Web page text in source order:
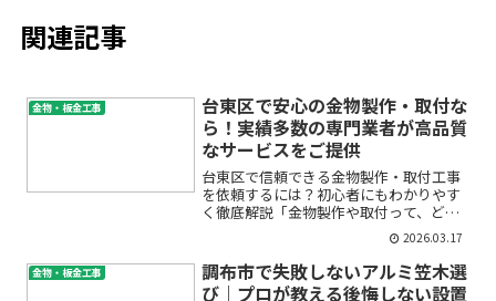
関連記事
金物・板金工事
台東区で安心の金物製作・取付な
ら！実績多数の専門業者が高品質
なサービスをご提供
台東区で信頼できる金物製作・取付工事
を依頼するには？初心者にもわかりやす
く徹底解説「金物製作や取付って、どこ
に相談すべき？」「台東区で安心して依
頼できる業者はあるの？」「どんな流れ
で工事が進むの？」――こういった疑問や不
安をお持ちではありま...
2026.03.17
金物・板金工事
調布市で失敗しないアルミ笠木選
び｜プロが教える後悔しない設置